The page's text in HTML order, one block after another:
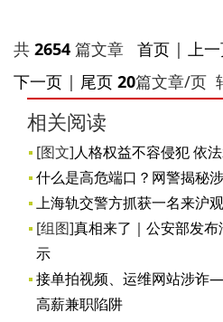
共 2654 篇文章 首页 | 上
下一页 | 尾页 20篇文章/页
相关阅读
[图文]人格权益不容侵犯 依
什么是高危端口？网警揭秘
上海轨交警方抓获一名来沪
[组图]真相来了｜公安部发
示
接单拍视频、运维网站涉诈
高薪兼职陷阱